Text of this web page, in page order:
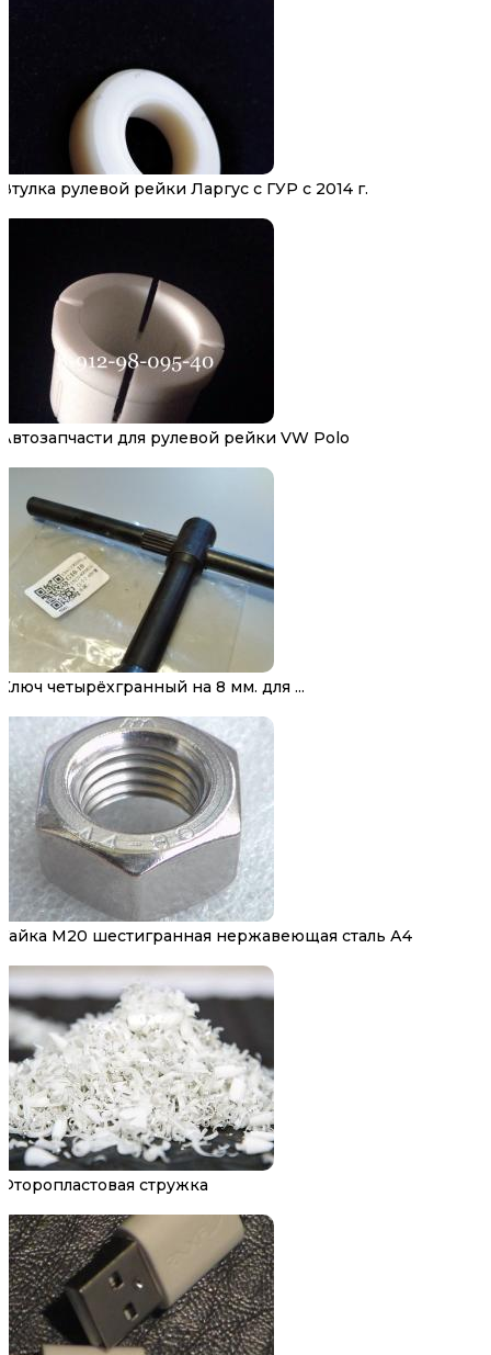
Втулка рулевой рейки Ларгус с ГУР с 2014 г.
Автозапчасти для рулевой рейки VW Polo
Ключ четырёхгранный на 8 мм. для ...
Гайка М20 шестигранная нержавеющая сталь А4
Фторопластовая стружка